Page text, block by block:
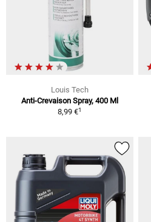
Louis Tech
Anti-Crevaison Spray, 400 Ml
8,99 €1